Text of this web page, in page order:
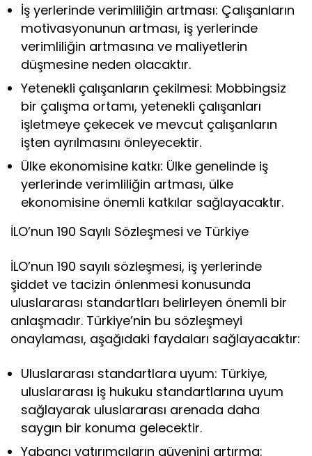
İş yerlerinde verimliliğin artması: Çalışanların
motivasyonunun artması, iş yerlerinde
verimliliğin artmasına ve maliyetlerin
düşmesine neden olacaktır.
Yetenekli çalışanların çekilmesi: Mobbingsiz
bir çalışma ortamı, yetenekli çalışanları
işletmeye çekecek ve mevcut çalışanların
işten ayrılmasını önleyecektir.
Ülke ekonomisine katkı: Ülke genelinde iş
yerlerinde verimliliğin artması, ülke
ekonomisine önemli katkılar sağlayacaktır.
İLO’nun 190 Sayılı Sözleşmesi ve Türkiye
İLO’nun 190 sayılı sözleşmesi, iş yerlerinde
şiddet ve tacizin önlenmesi konusunda
uluslararası standartları belirleyen önemli bir
anlaşmadır. Türkiye’nin bu sözleşmeyi
onaylaması, aşağıdaki faydaları sağlayacaktır:
Uluslararası standartlara uyum: Türkiye,
uluslararası iş hukuku standartlarına uyum
sağlayarak uluslararası arenada daha
saygın bir konuma gelecektir.
Yabancı yatırımcıların güvenini artırma: